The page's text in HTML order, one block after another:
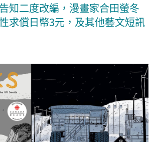
知二度改編，漫畫家合田螢冬
求償日幣3元，及其他藝文短訊